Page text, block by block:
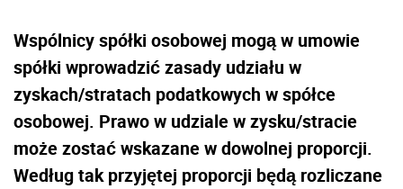
Wspólnicy spółki osobowej mogą w umowie
spółki wprowadzić zasady udziału w
zyskach/stratach podatkowych w spółce
osobowej. Prawo w udziale w zysku/stracie
może zostać wskazane w dowolnej proporcji.
Według tak przyjętej proporcji będą rozliczane